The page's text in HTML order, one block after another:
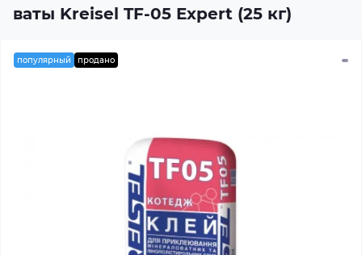
ваты Kreisel TF-05 Expert (25 кг)
популярный продано